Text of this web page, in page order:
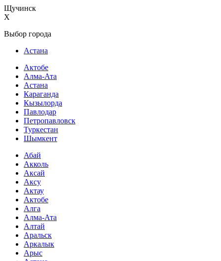
Щучинск
X
Выбор города
Астана
Актобе
Алма-Ата
Астана
Караганда
Кызылорда
Павлодар
Петропавловск
Туркестан
Шымкент
Абай
Акколь
Аксай
Аксу
Актау
Актобе
Алга
Алма-Ата
Алтай
Аральск
Аркалык
Арыс